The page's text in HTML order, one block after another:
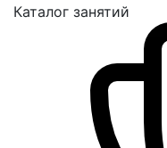
Каталог занятий